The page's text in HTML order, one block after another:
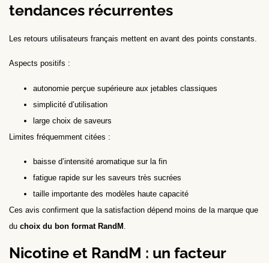
tendances récurrentes
Les retours utilisateurs français mettent en avant des points constants.
Aspects positifs :
autonomie perçue supérieure aux jetables classiques
simplicité d’utilisation
large choix de saveurs
Limites fréquemment citées :
baisse d’intensité aromatique sur la fin
fatigue rapide sur les saveurs très sucrées
taille importante des modèles haute capacité
Ces avis confirment que la satisfaction dépend moins de la marque que
du choix du bon format RandM .
Nicotine et RandM : un facteur